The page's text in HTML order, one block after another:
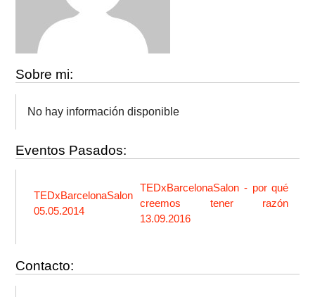
Sobre mi:
No hay información disponible
Eventos Pasados:
TEDxBarcelonaSalon
05.05.2014
TEDxBarcelonaSalon - por qué
creemos tener razón
13.09.2016
Contacto: